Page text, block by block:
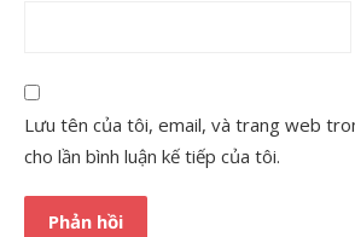
Lưu tên của tôi, email, và trang web
cho lần bình luận kế tiếp của tôi.